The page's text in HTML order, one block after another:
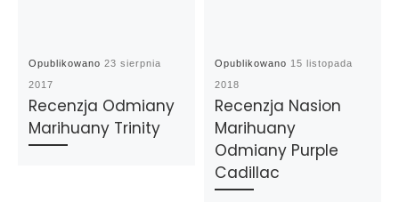
Opublikowano23 sierpnia
2017
Recenzja Odmiany
Marihuany Trinity
Opublikowano 15 listopada
2018
Recenzja Nasion
Marihuany
Odmiany Purple
Cadillac